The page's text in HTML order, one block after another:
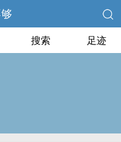
搜索 足迹